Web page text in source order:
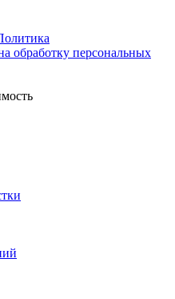
обработку персональных